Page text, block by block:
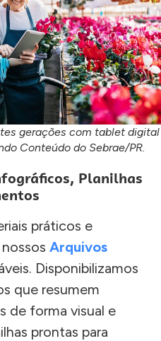
gerações com tablet digital
Conteúdo do Sebrae/PR.
Planilhas
práticos e
Arquivos
Disponibilizamos
que resumem
de forma visual e
prontas para